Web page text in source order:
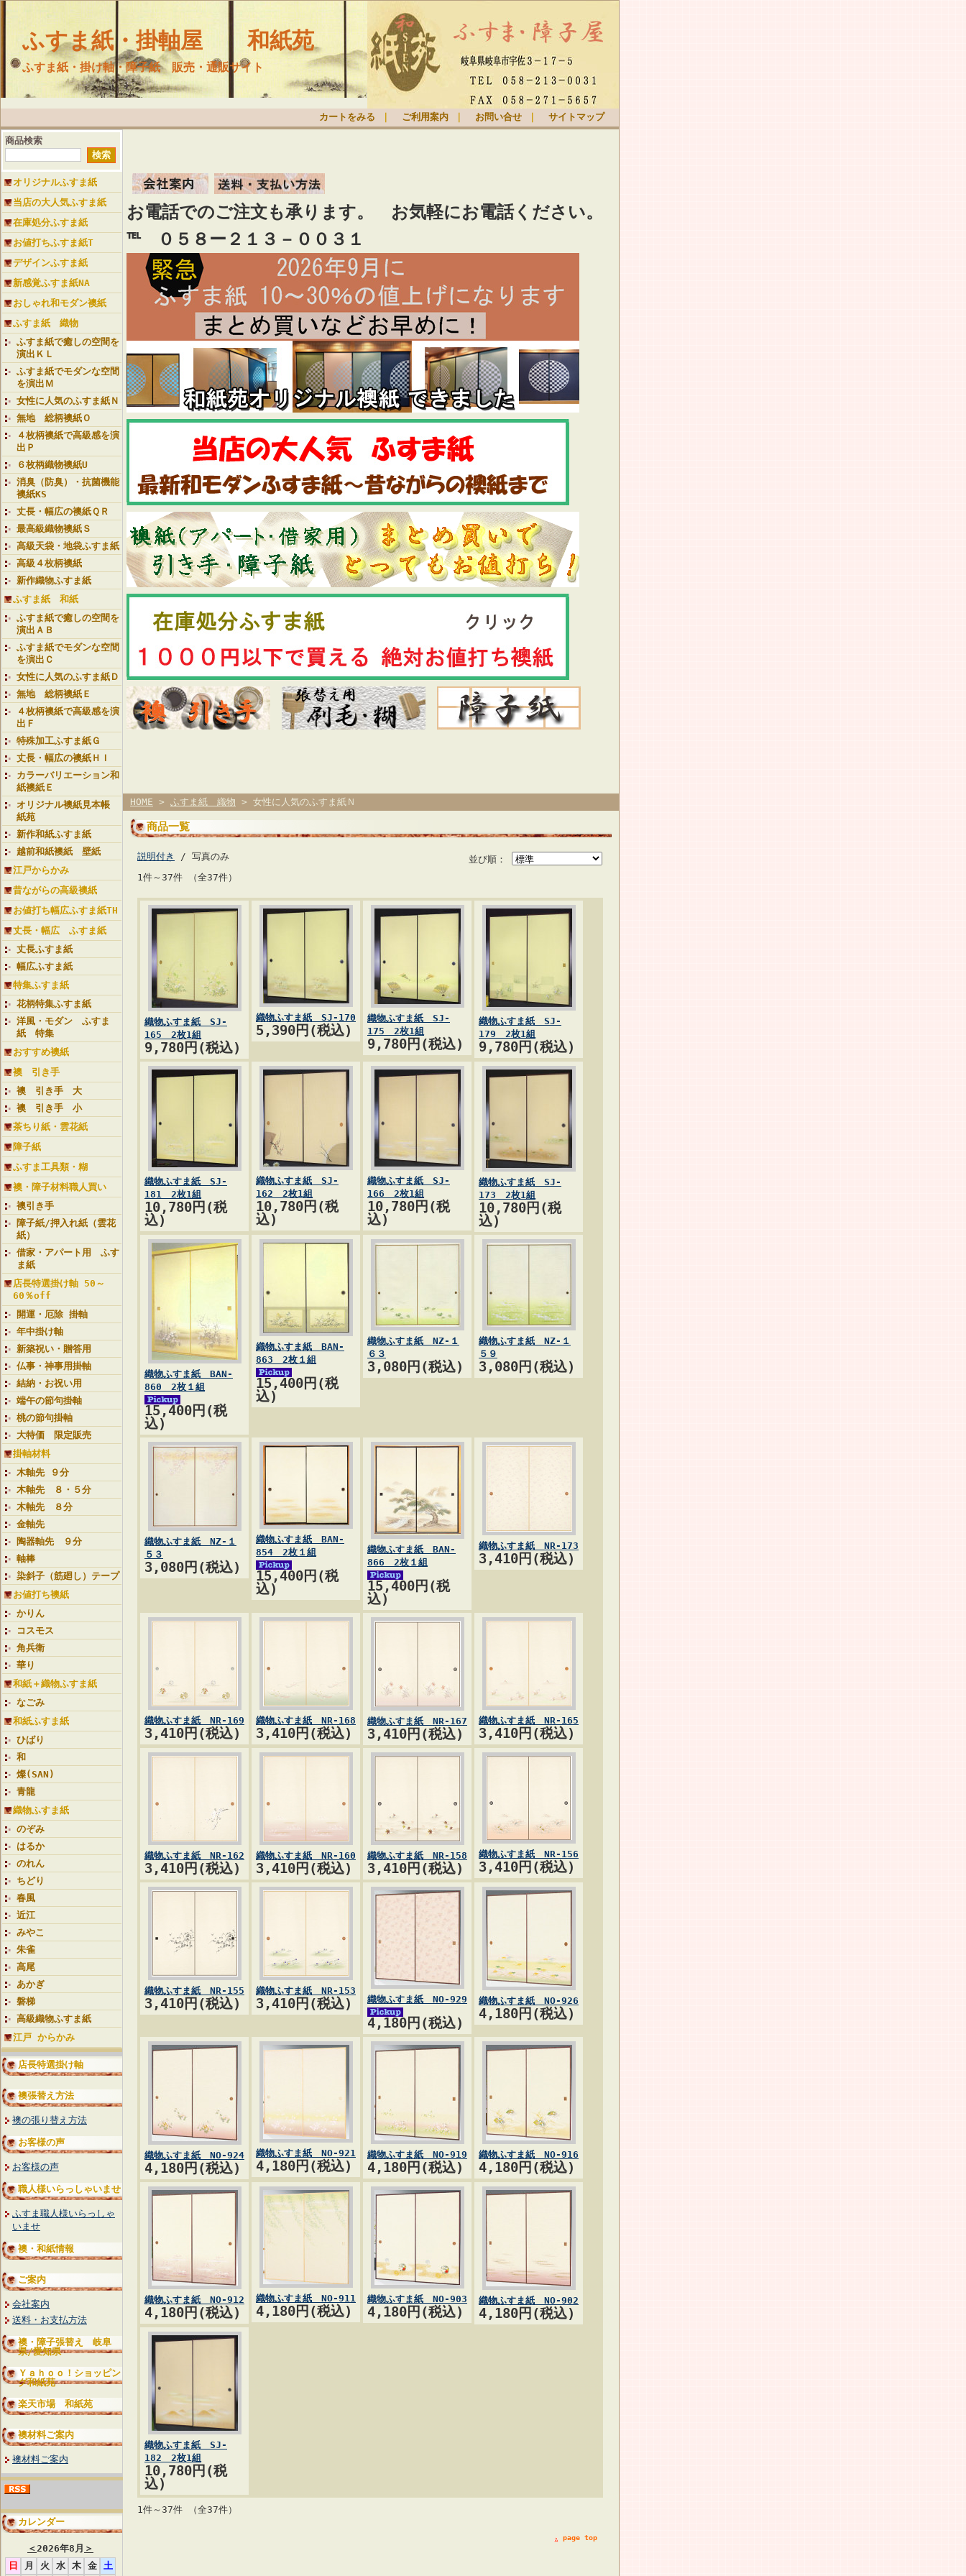
ふすま紙・掛軸屋 和紙苑
ふすま紙・掛け軸・障子紙 販売・通販サイト
カートをみる ご利用案内 お問い合せ サイトマップ
商品検索
オリジナルふすま紙
当店の大人気ふすま紙
在庫処分ふすま紙
お値打ちふすま紙T
デザインふすま紙
新感覚ふすま紙NA
おしゃれ和モダン襖紙
ふすま紙 織物
ふすま紙で癒しの空間を
演出ＫＬ
ふすま紙でモダンな空間
を演出Ｍ
女性に人気のふすま紙Ｎ
無地 総柄襖紙Ｏ
４枚柄襖紙で高級感を演
出Ｐ
６枚柄織物襖紙U
消臭（防臭）・抗菌機能
襖紙KS
丈長・幅広の襖紙ＱＲ
最高級織物襖紙Ｓ
高級天袋・地袋ふすま紙
高級４枚柄襖紙
新作織物ふすま紙
ふすま紙 和紙
ふすま紙で癒しの空間を
演出ＡＢ
ふすま紙でモダンな空間
を演出Ｃ
女性に人気のふすま紙Ｄ
無地 総柄襖紙Ｅ
４枚柄襖紙で高級感を演
出Ｆ
特殊加工ふすま紙Ｇ
丈長・幅広の襖紙ＨＩ
カラーバリエーション和
紙襖紙Ｅ
オリジナル襖紙見本帳
紙苑
新作和紙ふすま紙
越前和紙襖紙 壁紙
江戸からかみ
昔ながらの高級襖紙
お値打ち幅広ふすま紙TH
丈長・幅広 ふすま紙
丈長ふすま紙
幅広ふすま紙
特集ふすま紙
花柄特集ふすま紙
洋風・モダン ふすま
紙 特集
おすすめ襖紙
襖 引き手
襖 引き手 大
襖 引き手 小
茶ちり紙・雲花紙
障子紙
ふすま工具類・糊
襖・障子材料職人買い
襖引き手
障子紙/押入れ紙（雲花
紙）
借家・アパート用 ふす
ま紙
店長特選掛け軸 50～
60％off
開運・厄除 掛軸
年中掛け軸
新築祝い・贈答用
仏事・神事用掛軸
結納・お祝い用
端午の節句掛軸
桃の節句掛軸
大特価 限定販売
掛軸材料
木軸先 ９分
木軸先 ８・５分
木軸先 ８分
金軸先
陶器軸先 ９分
軸棒
染斜子（筋廻し）テープ
お値打ち襖紙
かりん
コスモス
角兵衛
華り
和紙＋織物ふすま紙
なごみ
和紙ふすま紙
ひばり
和
燦(SAN)
青龍
織物ふすま紙
のぞみ
はるか
のれん
ちどり
春風
近江
みやこ
朱雀
高尾
あかぎ
磐梯
高級織物ふすま紙
江戸 からかみ
店長特選掛け軸
襖張替え方法
襖の張り替え方法
お客様の声
お客様の声
職人様いらっしゃいませ
ふすま職人様いらっしゃ
いませ
襖・和紙情報
ご案内
会社案内
送料・お支払方法
襖・障子張替え 岐阜
県/愛知県
Ｙａｈｏｏ！ショッピン
グ和紙苑
楽天市場 和紙苑
襖材料ご案内
襖材料ご案内
カレンダー
＜2026年8月 ＞
日
月 火 水 木 金 土
お電話でのご注文も承ります。 お気軽にお電話ください。
℡ ０５８ー２１３－００３１
HOME > ふすま紙 織物 > 女性に人気のふすま紙Ｎ
商品一覧
並び順：
説明付き
/ 写真のみ
1件～37件 （全37件）
織物ふすま紙 SJ-
165 2枚1組
9,780円(税込)
織物ふすま紙 SJ-170
5,390円(税込)
織物ふすま紙 SJ-
175 2枚1組
9,780円(税込)
織物ふすま紙 SJ-
179 2枚1組
9,780円(税込)
織物ふすま紙 SJ-
181 2枚1組
10,780円(税
込)
織物ふすま紙 SJ-
162 2枚1組
10,780円(税
込)
織物ふすま紙 SJ-
166 2枚1組
10,780円(税
込)
織物ふすま紙 SJ-
173 2枚1組
10,780円(税
込)
織物ふすま紙 BAN-
860 2枚１組
15,400円(税
込)
織物ふすま紙 BAN-
863 2枚１組
15,400円(税
込)
織物ふすま紙 NZ-１
６３
3,080円(税込)
織物ふすま紙 NZ-１
５９
3,080円(税込)
織物ふすま紙 NZ-１
５３
3,080円(税込)
織物ふすま紙 BAN-
854 2枚１組
15,400円(税
込)
織物ふすま紙 BAN-
866 2枚１組
15,400円(税
込)
織物ふすま紙 NR-173
3,410円(税込)
織物ふすま紙 NR-169
3,410円(税込)
織物ふすま紙 NR-168
3,410円(税込)
織物ふすま紙 NR-167
3,410円(税込)
織物ふすま紙 NR-165
3,410円(税込)
織物ふすま紙 NR-162
3,410円(税込)
織物ふすま紙 NR-160
3,410円(税込)
織物ふすま紙 NR-158
3,410円(税込)
織物ふすま紙 NR-156
3,410円(税込)
織物ふすま紙 NR-155
3,410円(税込)
織物ふすま紙 NR-153
3,410円(税込) 織物ふすま紙 NO-929
4,180円(税込)
織物ふすま紙 NO-926
4,180円(税込)
織物ふすま紙 NO-924
4,180円(税込)
織物ふすま紙 NO-921
4,180円(税込)
織物ふすま紙 NO-919
4,180円(税込)
織物ふすま紙 NO-916
4,180円(税込)
織物ふすま紙 NO-912
4,180円(税込)
織物ふすま紙 NO-911
4,180円(税込)
織物ふすま紙 NO-903
4,180円(税込)
織物ふすま紙 NO-902
4,180円(税込)
織物ふすま紙 SJ-
182 2枚1組
10,780円(税
込)
1件～37件 （全37件）
page top